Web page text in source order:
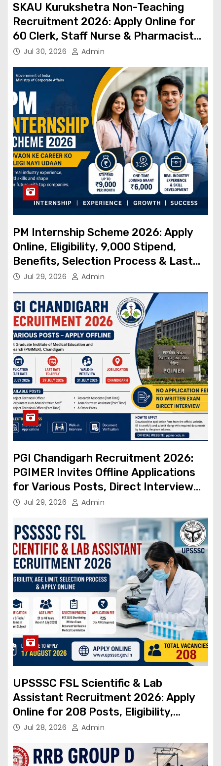
SKAU Kurukshetra Non-Teaching
Recruitment 2026: Apply Online for
60 Clerk, Staff Nurse & Pharmacist
Posts
Jul 30, 2026 Admin
PM Internship Scheme 2026: Apply
Online, Eligibility, ₹9,000 Stipend,
Benefits, Selection Process & Last
Date
Jul 29, 2026 Admin
PGI Chandigarh Recruitment 2026:
PGIMER Invites Offline Applications
for Various Posts, Direct Interview
Without Written Exam
Jul 29, 2026 Admin
UPSSSC FSL Scientific & Lab
Assistant Recruitment 2026: Apply
Online for 208 Posts, Eligibility,
Dates, Selection Process
Jul 28, 2026 Admin